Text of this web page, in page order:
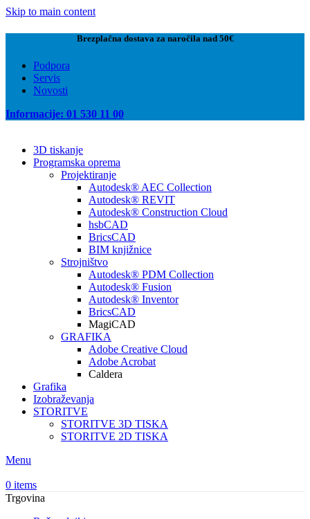
Skip to main content
Brezplačna dostava za naročila nad 50€
Podpora
Servis
Novosti
Informacije: 01 530 11 00
3D tiskanje
Programska oprema
Projektiranje
Autodesk® AEC Collection
Autodesk® REVIT
Autodesk® Construction Cloud
hsbCAD
BricsCAD
BIM knjižnice
Strojništvo
Autodesk® PDM Collection
Autodesk® Fusion
Autodesk® Inventor
BricsCAD
MagiCAD
GRAFIKA
Adobe Creative Cloud
Adobe Acrobat
Caldera
Grafika
Izobraževanja
STORITVE
STORITVE 3D TISKA
STORITVE 2D TISKA
Menu
0 items
Trgovina